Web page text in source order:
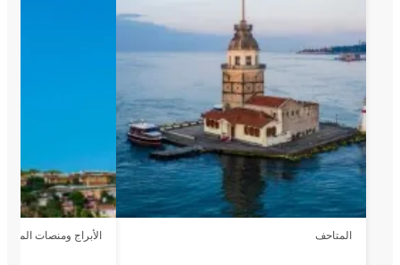
المتاحف الأبراج ومنصات